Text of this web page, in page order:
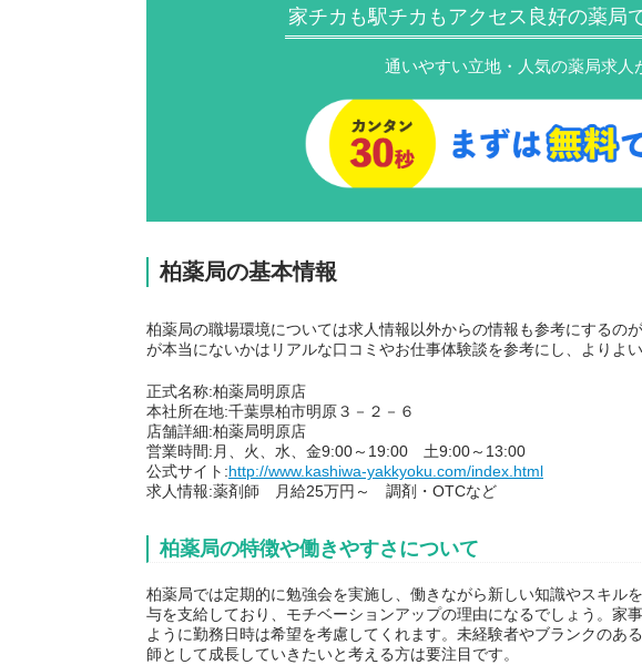
家チカも駅チカもアクセス良好の薬局
通いやすい立地・人気の薬局求人
柏薬局の基本情報
柏薬局の職場環境については求人情報以外からの情報も参考にするの
が本当にないかはリアルな口コミやお仕事体験談を参考にし、よりよ
正式名称:柏薬局明原店
本社所在地:千葉県柏市明原３－２－６
店舗詳細:柏薬局明原店
営業時間:月、火、水、金9:00～19:00 土9:00～13:00
公式サイト:http://www.kashiwa-yakkyoku.com/index.html
求人情報:薬剤師 月給25万円～ 調剤・OTCなど
柏薬局の特徴や働きやすさについて
柏薬局では定期的に勉強会を実施し、働きながら新しい知識やスキル
与を支給しており、モチベーションアップの理由になるでしょう。家
ように勤務日時は希望を考慮してくれます。未経験者やブランクのあ
師として成長していきたいと考える方は要注目です。